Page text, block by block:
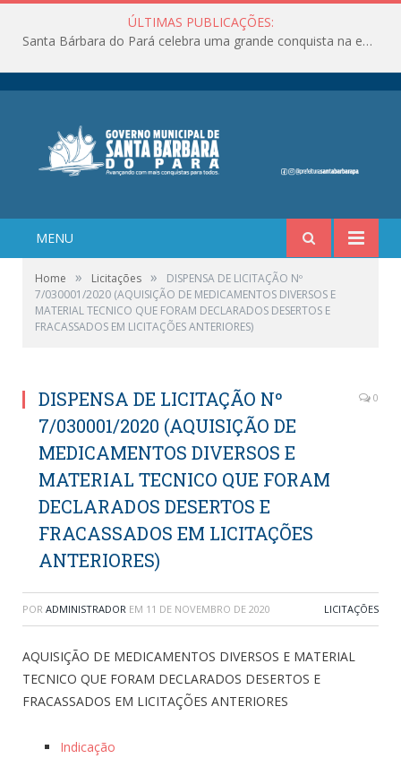
ÚLTIMAS PUBLICAÇÕES:
Santa Bárbara do Pará celebra uma grande conquista na educação!
MENU
Home » Licitações »
DISPENSA DE LICITAÇÃO Nº
7/030001/2020 (AQUISIÇÃO DE MEDICAMENTOS DIVERSOS E
MATERIAL TECNICO QUE FORAM DECLARADOS DESERTOS E
FRACASSADOS EM LICITAÇÕES ANTERIORES)
DISPENSA DE LICITAÇÃO Nº
7/030001/2020 (AQUISIÇÃO DE
MEDICAMENTOS DIVERSOS E
MATERIAL TECNICO QUE FORAM
DECLARADOS DESERTOS E
FRACASSADOS EM LICITAÇÕES
ANTERIORES)
0
POR ADMINISTRADOR EM 11 DE NOVEMBRO DE 2020 LICITAÇÕES
AQUISIÇÃO DE MEDICAMENTOS DIVERSOS E MATERIAL
TECNICO QUE FORAM DECLARADOS DESERTOS E
FRACASSADOS EM LICITAÇÕES ANTERIORES
Indicação